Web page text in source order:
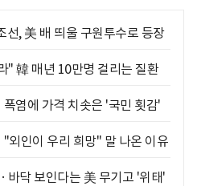
, 美 배 띄울 구원투수로 등장
" 韓 매년 10만명 걸리는 질환
염에 가격 치솟은 '국민 횟감'
인이 우리 희망" 말 나온 이유
닥 보인다는 美 무기고 '위태'